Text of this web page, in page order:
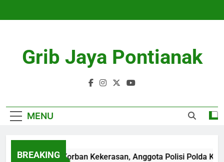
Grib Jaya Pontianak
MENU
BREAKING
Diduga Korban Kekerasan, Anggota Polisi Polda Kepri